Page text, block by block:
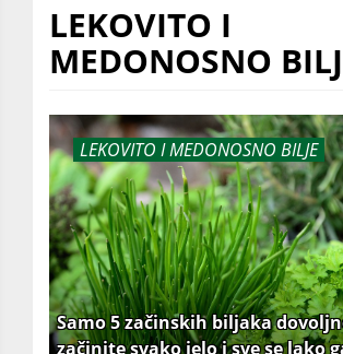
LEKOVITO I
MEDONOSNO
LEKOVITO I MEDONOSNO BILJE
Samo 5 začinskih biljaka
začinite svako jelo i sve se lako